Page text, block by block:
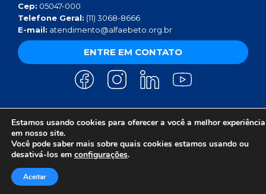
Cep: 05047-000
Telefone Geral: (11) 3068-8666
E-mail: atendimento@alfaebeto.org.br
ENTRE EM CONTATO
AVISO DE PRIVACIDADE POLÍTICA DE PRIVACIDADE
AVISO SOBRE COOKIES
COPYRIGHT 2025 © INSTITUTO ALFA E BETO - 08.458.084/0001-13
Estamos usando cookies para oferecer a você a melhor experiência
em nosso site.
Você pode saber mais sobre quais cookies estamos usando ou
desativá-los em configurações.
Aceitar